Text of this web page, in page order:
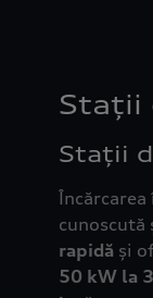
Stații
Stații
cunoscută
rapidă și
50 kW la